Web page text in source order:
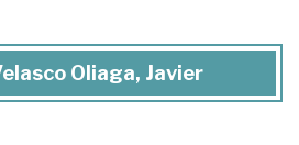
Oliaga, Javier